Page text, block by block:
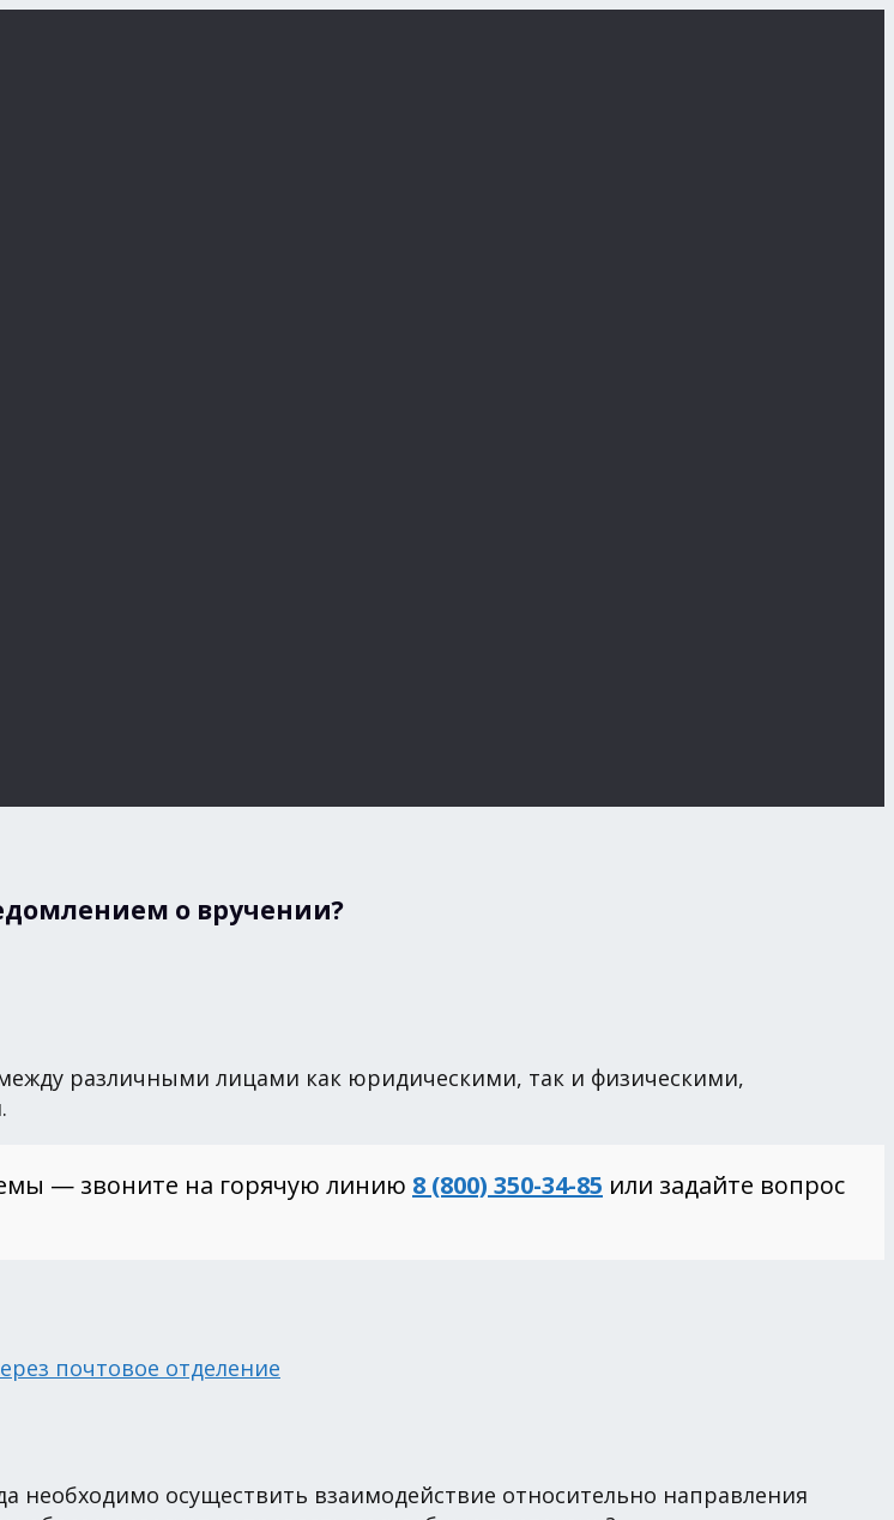
о вручении?
различными лицами как юридическими, так и физическими,
— звоните на горячую линию 8 (800) 350-34-85 или задайте вопрос
почтовое отделение
необходимо осуществить взаимодействие относительно направления